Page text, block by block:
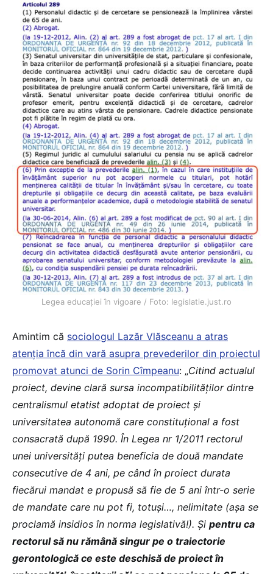
Legea educației în vigoare / Foto: legislatie.just.ro
Amintim că sociologul Lazăr Vlăsceanu a atras
atenția încă din vară asupra prevederilor din proiectul
promovat atunci de Sorin Cîmpeanu: „Citind actualul
proiect, devine clară sursa incompatibilităților dintre
centralismul etatist adoptat de proiect și
universitatea autonomă care constituțional a fost
consacrată după 1990. În Legea nr 1/2011 rectorul
unei universități putea beneficia de două mandate
consecutive de 4 ani, pe când în proiect durata
fiecărui mandat e propusă să fie de 5 ani într-o serie
de mandate care nu pot fi, totuși…, nelimitate (așa se
proclamă insidios în norma legislativă!). Și pentru ca
rectorul să nu rămână singur pe o traiectorie
gerontologică ce este deschisă de proiect în